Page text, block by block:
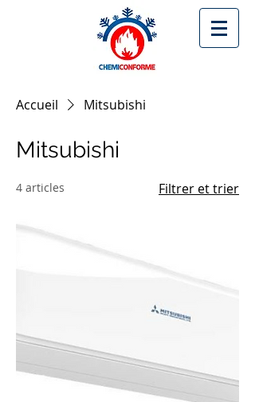
Accueil Mitsubishi
Mitsubishi
4 articles Filtrer et trier